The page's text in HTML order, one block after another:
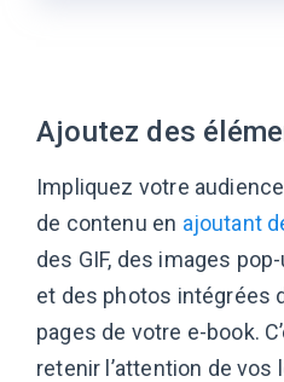
Ajoutez des
Impliquez votre
de contenu en ajoutant
des GIF, des images
et des photos intégrées
pages de votre e-book.
retenir l’attention de